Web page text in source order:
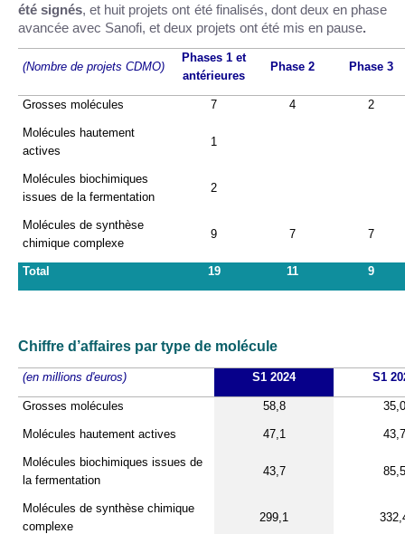
été signés, et huit projets ont été finalisés, dont deux en phase
avancée avec Sanofi, et deux projets ont été mis en pause.
(Nombre de projets CDMO)
Phases 1 et
antérieures
Phase 2 Phase 3
Grosses molécules 7 4 2
Molécules hautement
actives
1
Molécules biochimiques
issues de la fermentation
2
Molécules de synthèse
chimique complexe
9 7 7
Total 19 11 9
Chiffre d’affaires par type de molécule
(en millions d'euros) S1 2024 S1
Grosses molécules 58,8 35,0
Molécules hautement actives 47,1 43,7
Molécules biochimiques issues de
la fermentation
43,7 85,5
Molécules de synthèse chimique
complexe
299,1